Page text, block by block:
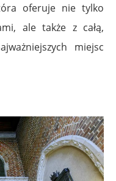
oferuje nie tylko
ale także z całą,
miejsc